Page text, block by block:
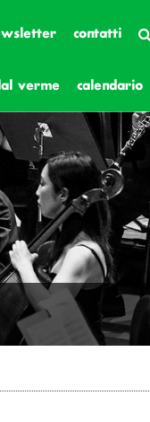
contatti
verme calendario